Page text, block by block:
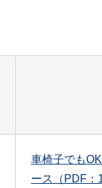
車椅子でも
ース（PDF：